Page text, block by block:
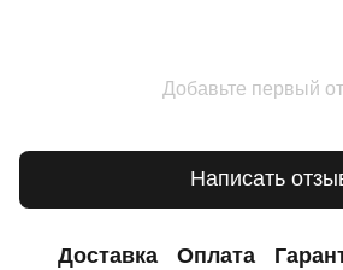
Добавьте первый
Написать
Доставка Оплата